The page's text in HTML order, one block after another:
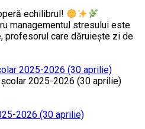
echilibrul!
managementul stresului este
profesorul care dăruiește zi de
2025-2026 (30 aprilie)
2026 (30 aprilie)